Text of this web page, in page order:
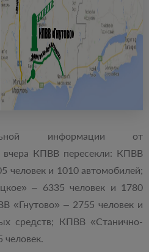
информации от
вчера КПВВ пересекли: КПВВ
человек и 1010 автомобилей;
‒ 6335 человек и 1780
«Гнутово» ‒ 2755 человек и
средств; КПВВ «Станично-
человек.